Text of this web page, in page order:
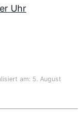
Uhr
am: 5. August